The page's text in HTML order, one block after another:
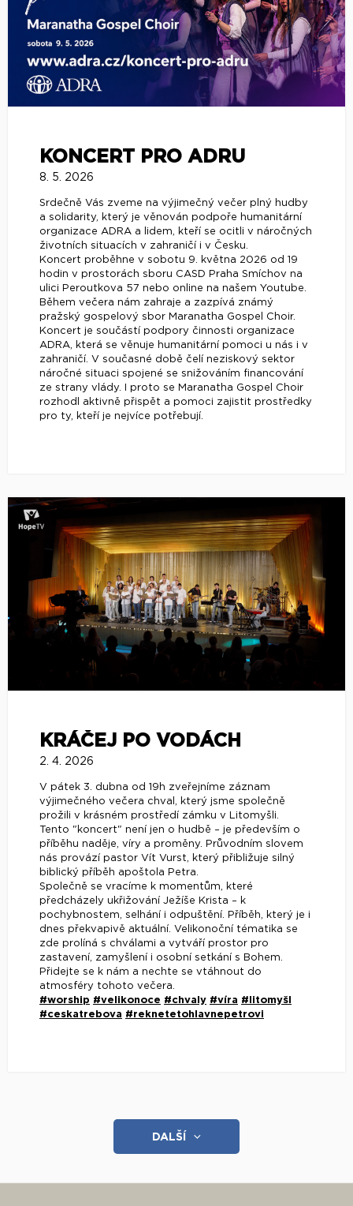
KONCERT PRO ADRU
8. 5. 2026
Srdečně Vás zveme na výjimečný večer plný hudby
a solidarity, který je věnován podpoře humanitární
organizace ADRA a lidem, kteří se ocitli v náročných
životních situacích v zahraničí i v Česku.
Koncert proběhne v sobotu 9. května 2026 od 19
hodin v prostorách sboru CASD Praha Smíchov na
ulici Peroutkova 57 nebo online na našem Youtube.
Během večera nám zahraje a zazpívá známý
pražský gospelový sbor Maranatha Gospel Choir.
Koncert je součástí podpory činnosti organizace
ADRA, která se věnuje humanitární pomoci u nás i v
zahraničí. V současné době čelí neziskový sektor
náročné situaci spojené se snižováním financování
ze strany vlády. I proto se Maranatha Gospel Choir
rozhodl aktivně přispět a pomoci zajistit prostředky
pro ty, kteří je nejvíce potřebují.
KRÁČEJ PO VODÁCH
2. 4. 2026
V pátek 3. dubna od 19h zveřejníme záznam
výjimečného večera chval, který jsme společně
prožili v krásném prostředí zámku v Litomyšli.
Tento "koncert" není jen o hudbě – je především o
příběhu naděje, víry a proměny. Průvodním slovem
nás provází pastor Vít Vurst, který přibližuje silný
biblický příběh apoštola Petra.
Společně se vracíme k momentům, které
předcházely ukřižování Ježíše Krista – k
pochybnostem, selhání i odpuštění. Příběh, který je i
dnes překvapivě aktuální. Velikonoční tématika se
zde prolíná s chválami a vytváří prostor pro
zastavení, zamyšlení i osobní setkání s Bohem.
Přidejte se k nám a nechte se vtáhnout do
atmosféry tohoto večera.
#worship #velikonoce #chvaly #víra #litomyšl
#ceskatrebova #reknetetohlavnepetrovi
DALŠÍ